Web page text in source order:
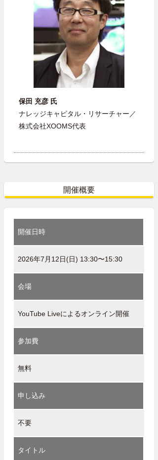
保田 充彦 氏
ナレッジキャピタル・リサーチャー／
株式会社XOOMS代表
開催概要
開催日時
2026年7月12日(日) 13:30〜15:30
会場
YouTube Liveによるオンライン開催
参加費
無料
申し込み
不要
タイトル